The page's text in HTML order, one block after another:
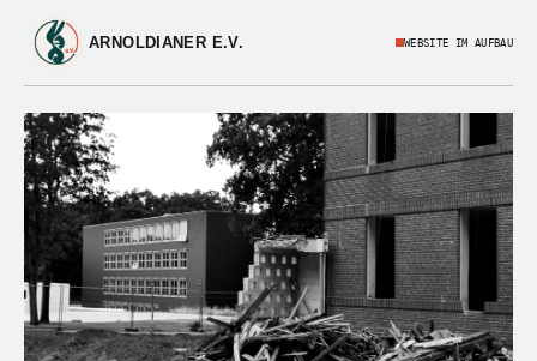
ARNOLDIANER E.V. WEBSITE IM AUFBAU